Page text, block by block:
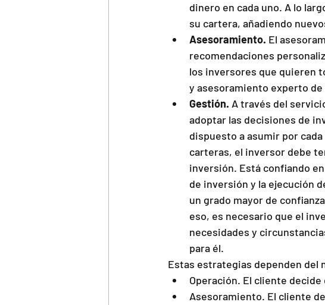
dinero en cada uno. A lo
su cartera, añadiendo
Asesoramiento. El
recomendaciones
los inversores que quieren
y asesoramiento experto
Gestión. A través del
adoptar las decisiones de
dispuesto a asumir por
carteras, el inversor debe
inversión. Está confiando
de inversión y la ejecución
un grado mayor de
eso, es necesario que el
necesidades y
para él.
Estas estrategias dependen del
Operación. El cliente decide
Asesoramiento. El cliente